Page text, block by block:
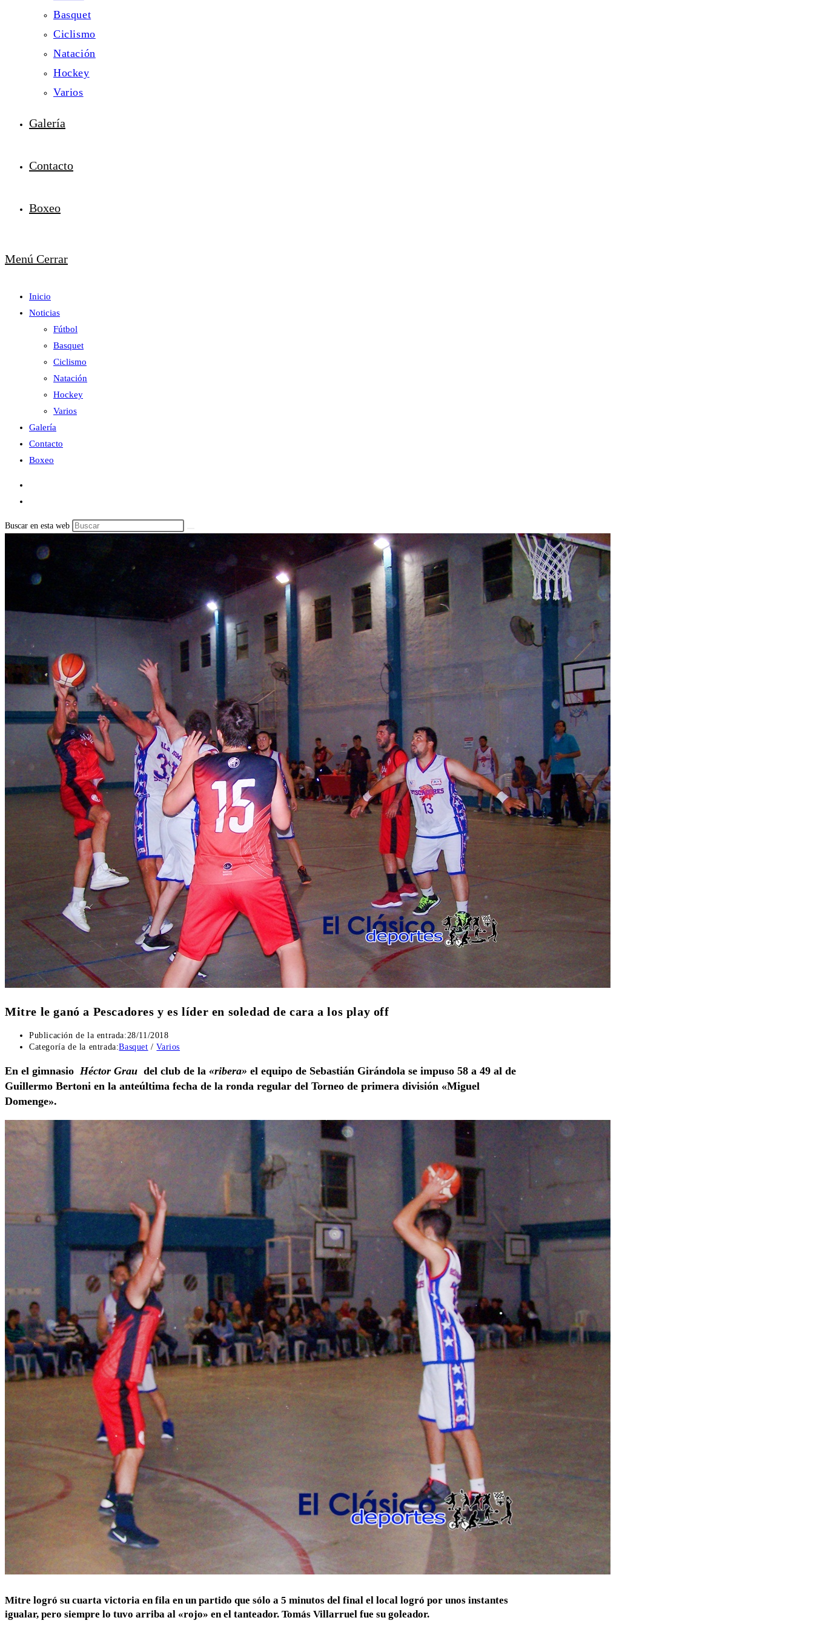
Basquet
Ciclismo
Natación
Hockey
Varios
Galería
Contacto
Boxeo
Menú Cerrar
Inicio
Noticias
Fútbol
Basquet
Ciclismo
Natación
Hockey
Varios
Galería
Contacto
Boxeo
Buscar en esta web
Mitre le ganó a Pescadores y es líder en soledad de cara a los play off
Publicación de la entrada:28/11/2018
Categoría de la entrada:Basquet / Varios
En el gimnasio Héctor Grau del club de la «ribera» el equipo de Sebastián Girándola se impuso 58 a 49 al de
Guillermo Bertoni en la anteúltima fecha de la ronda regular del Torneo de primera división «Miguel
Domenge».
Mitre logró su cuarta victoria en fila en un partido que sólo a 5 minutos del final el local logró por unos instantes
igualar, pero siempre lo tuvo arriba al «rojo» en el tanteador. Tomás Villarruel fue su goleador.